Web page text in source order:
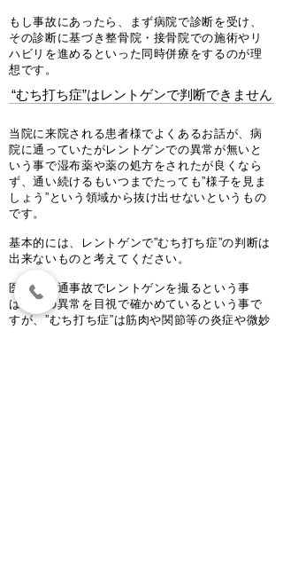
もし事故にあったら、まず病院で診断を受け、
その診断に基づき整骨院・接骨院での施術やリ
ハビリを進めるといった同時併療をするのが理
想です。
“むち打ち症”はレントゲンで判断できません
当院に来院される患者様でよくあるお話が、病
院に通っていたがレントゲンでの異常が無いと
いう事で湿布薬や薬の処方をされたが良くなら
ず、通い続けるもいつまでたっても”様子を見ま
しょう”という領域から抜け出せないというもの
です。
基本的には、レントゲンで”むち打ち症”の判断は
出来ないものと考えてください。
医者が交通事故でレントゲンを撮るという事
は、骨の異常を目視で確かめているという事で
すが、”むち打ち症”は筋肉や関節等の炎症や微妙